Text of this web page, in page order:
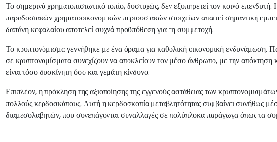
Το σημερινό χρηματοπιστωτικό τοπίο, δυστυχώς, δεν εξυπηρετεί τον κοινό
παραδοσιακών χρηματοοικονομικών περιουσιακών στοιχείων απαιτεί σημαντική
δαπάνη κεφαλαίου αποτελεί συχνά προϋπόθεση για τη συμμετοχή.
Το κρυπτονόμισμα γεννήθηκε με ένα όραμα για καθολική οικονομική ενδυνάμωση.
σε κρυπτονομίσματα συνεχίζουν να αποκλείουν τον μέσο άνθρωπο, με την
είναι τόσο δυσκίνητη όσο και γεμάτη κίνδυνο.
Επιπλέον, η πρόκληση της αξιοποίησης της εγγενούς αστάθειας των
πολλούς κερδοσκόπους. Αυτή η κερδοσκοπία μεταβλητότητας συμβαίνει συνήθως
διαμεσολαβητών, που συνεπάγονται συναλλαγές σε πολύπλοκα παράγωγα όπως τα